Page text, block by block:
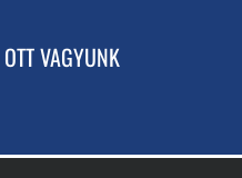
VAGYUNK